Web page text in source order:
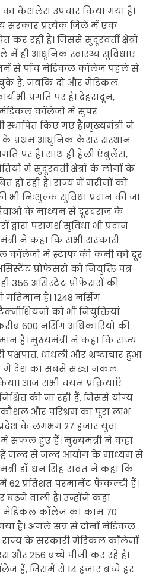
कैशलेस उपचार किया गया है।
सरकार प्रत्येक जिले में एक
रही है। जिससे सुदूरवर्ती क्षेत्रों
में ही आधुनिक स्वास्थ्य सुविधाएं
से पाँच मेडिकल कॉलेज पहले से
हैं, जबकि दो और मेडिकल
भी प्रगति पर है। देहरादून,
मेडिकल कॉलेजों में सुपर
स्थापित किए गए हैं।मुख्यमंत्री ने
के प्रथम आधुनिक कैंसर संस्थान
पर है। साथ ही हेली एंबुलेंस,
में सुदूरवर्ती क्षेत्रों के लोगों के
हो रही है। राज्य में मरीजों को
भी निःशुल्क सुविधा प्रदान की जा
के माध्यम से दूरदराज के
द्वारा परामर्श सुविधा भी प्रदान
ने कहा कि सभी सरकारी
कॉलेजों में स्टाफ की कमी को दूर
प्रोफेसरों को नियुक्ति पत्र
356 असिस्टेंट प्रोफेसरों की
गतिमान है। 1248 नर्सिंग
को भी नियुक्तियां
600 नर्सिंग अधिकारियों की
है। मुख्यमंत्री ने कहा कि राज्य
पक्षपात, धांधली और भ्रष्टाचार हुआ
में देश का सबसे सख्त नकल
आज सभी चयन प्रक्रियाएँ
की जा रही हैं, जिससे योग्य
और परिश्रम का पूरा लाभ
के लगभग 27 हजार युवा
में सफल हुए हैं। मुख्यमंत्री ने कहा
जल्द से जल्द आयोग के माध्यम से
डॉ. धन सिंह रावत ने कहा कि
प्रतिशत परमानेंट फैकल्टी हैं।
वाली है। उन्होंने कहा
मेडिकल कॉलेज का काम 70
है। अगले सत्र से दोनों मेडिकल
के सरकारी मेडिकल कॉलेजों
और 256 बच्चे पीजी कर रहे हैं।
हैं, जिसमें से 14 हजार बच्चे हर